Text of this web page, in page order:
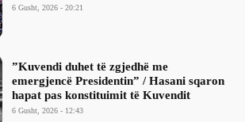
6 Gusht, 2026 - 20:21
​”Kuvendi duhet të zgjedhë me
emergjencë Presidentin” / Hasani sqaron
hapat pas konstituimit të Kuvendit
6 Gusht, 2026 - 12:43